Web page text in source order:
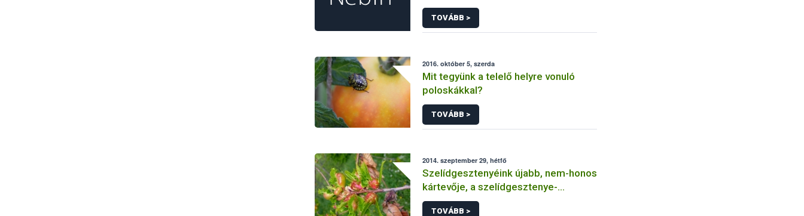
karcsúdíszbogár
TOVÁBB >
2016. október 5, szerda
Mit tegyünk a telelő helyre vonuló
poloskákkal?
TOVÁBB >
2014. szeptember 29, hétfő
Szelídgesztenyéink újabb, nem-honos
kártevője, a szelídgesztenye-
gubacsdarázs
TOVÁBB >